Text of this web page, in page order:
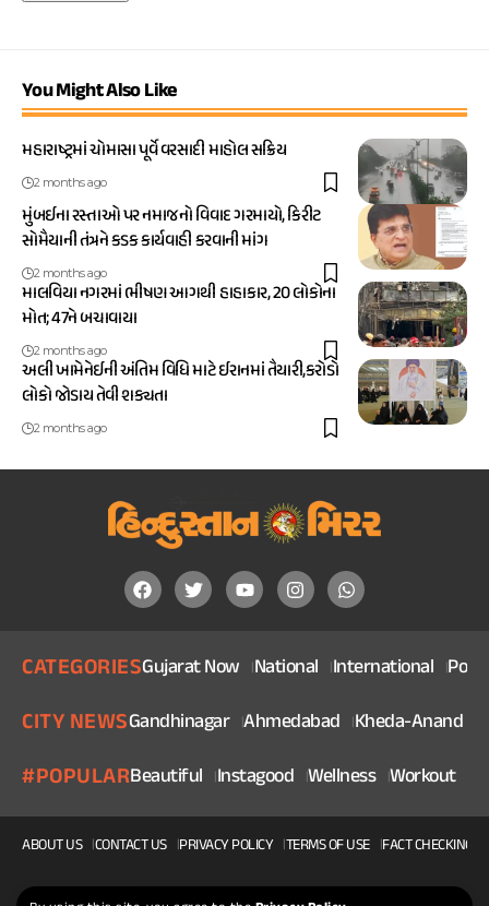
You Might Also Like
મહારાષ્ટ્રમાં ચોમાસા પૂર્વે વરસાદી માહોલ સક્રિય
2 months ago
મુંબઈના રસ્તાઓ પર નમાજનો વિવાદ ગરમાયો, કિરીટ
સોમૈયાની તંત્રને કડક કાર્યવાહી કરવાની માંગ
2 months ago
માલવિયા નગરમાં ભીષણ આગથી હાહાકાર, 20 લોકોના
મોત; 47ને બચાવાયા
2 months ago
અલી ખામેનેઈની અંતિમ વિધિ માટે ઈરાનમાં તૈયારી,કરોડો
લોકો જોડાય તેવી શક્યતા
2 months ago
CATEGORIESGujarat Now National International
CITY NEWSGandhinagar Ahmedabad Kheda-Anand
#POPULARBeautiful Instagood Wellness Workout
ABOUT US CONTACT US PRIVACY POLICY TERMS OF USE FACT CHECKING